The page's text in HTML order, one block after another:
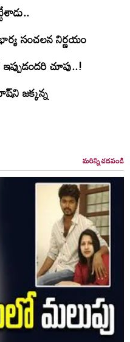
సీఎం విజయ్ భార్య సంచలన నిర్ణయం
చూపు..!
జక్కన్న
మరిన్ని చదవండి